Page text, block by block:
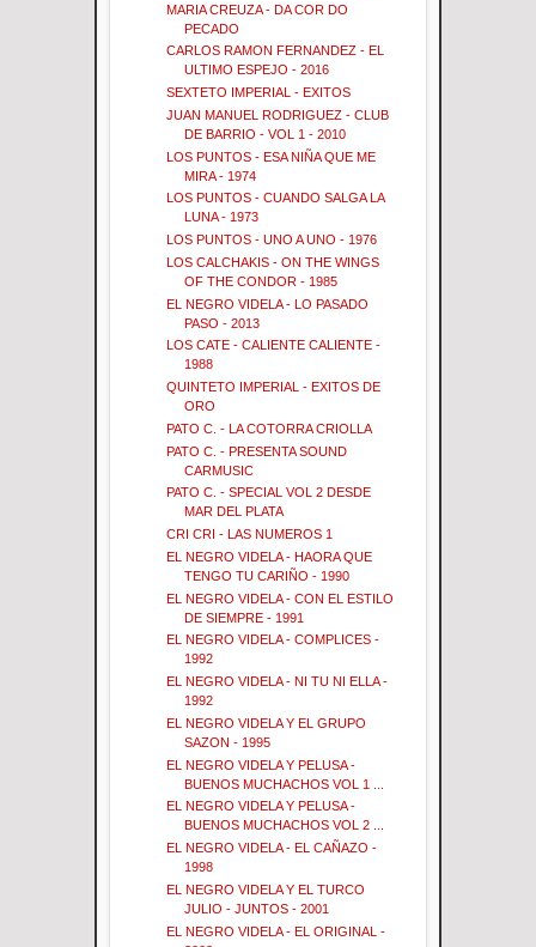
MARIA CREUZA - DA COR DO
PECADO
CARLOS RAMON FERNANDEZ - EL
ULTIMO ESPEJO - 2016
SEXTETO IMPERIAL - EXITOS
JUAN MANUEL RODRIGUEZ - CLUB
DE BARRIO - VOL 1 - 2010
LOS PUNTOS - ESA NIÑA QUE ME
MIRA - 1974
LOS PUNTOS - CUANDO SALGA LA
LUNA - 1973
LOS PUNTOS - UNO A UNO - 1976
LOS CALCHAKIS - ON THE WINGS
OF THE CONDOR - 1985
EL NEGRO VIDELA - LO PASADO
PASO - 2013
LOS CATE - CALIENTE CALIENTE -
1988
QUINTETO IMPERIAL - EXITOS DE
ORO
PATO C. - LA COTORRA CRIOLLA
PATO C. - PRESENTA SOUND
CARMUSIC
PATO C. - SPECIAL VOL 2 DESDE
MAR DEL PLATA
CRI CRI - LAS NUMEROS 1
EL NEGRO VIDELA - HAORA QUE
TENGO TU CARIÑO - 1990
EL NEGRO VIDELA - CON EL ESTILO
DE SIEMPRE - 1991
EL NEGRO VIDELA - COMPLICES -
1992
EL NEGRO VIDELA - NI TU NI ELLA -
1992
EL NEGRO VIDELA Y EL GRUPO
SAZON - 1995
EL NEGRO VIDELA Y PELUSA -
BUENOS MUCHACHOS VOL 1 ...
EL NEGRO VIDELA Y PELUSA -
BUENOS MUCHACHOS VOL 2 ...
EL NEGRO VIDELA - EL CAÑAZO -
1998
EL NEGRO VIDELA Y EL TURCO
JULIO - JUNTOS - 2001
EL NEGRO VIDELA - EL ORIGINAL -